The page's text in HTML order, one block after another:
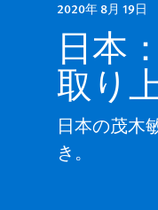
2020年 8月 19日
日本
取り
日本の茂木
き。